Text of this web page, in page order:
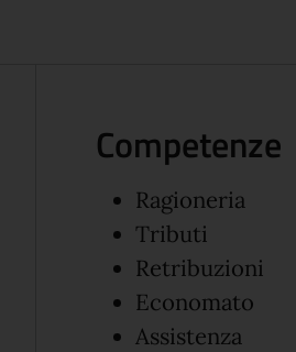
Competenze
Ragioneria
Tributi
Retribuzioni
Economato
Assistenza